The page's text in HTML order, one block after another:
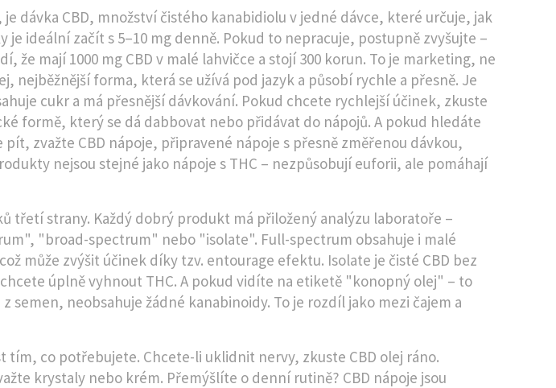
je dávka CBD, množství čistého kanabidiolu v jedné dávce, které určuje, jak
je ideální začít s 5–10 mg denně. Pokud to nepracuje, postupně zvyšujte –
že mají 1000 mg CBD v malé lahvičce a stojí 300 korun. To je marketing, ne
, nejběžnější forma, která se užívá pod jazyk a působí rychle a přesně. Je
cukr a má přesnější dávkování. Pokud chcete rychlejší účinek, zkuste
formě, který se dá dabbovat nebo přidávat do nápojů. A pokud hledáte
pít, zvažte CBD nápoje, připravené nápoje s přesně změřenou dávkou,
nejsou stejné jako nápoje s THC – nezpůsobují euforii, ale pomáhají
třetí strany. Každý dobrý produkt má přiložený analýzu laboratoře –
"broad-spectrum" nebo "isolate". Full-spectrum obsahuje i malé
může zvýšit účinek díky tzv. entourage efektu. Isolate je čisté CBD bez
úplně vyhnout THC. A pokud vidíte na etiketě "konopný olej" – to
semen, neobsahuje žádné kanabinoidy. To je rozdíl jako mezi čajem a
tím, co potřebujete. Chcete-li uklidnit nervy, zkuste CBD olej ráno.
krystaly nebo krém. Přemýšlíte o denní rutině? CBD nápoje jsou